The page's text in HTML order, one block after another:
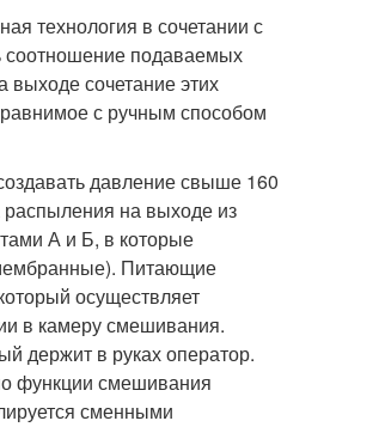
технология в сочетании с
соотношение подаваемых
выходе сочетание этих
с ручным способом
давление свыше 160
на выходе из
А и Б, в которые
Питающие
осуществляет
в камеру смешивания.
держит в руках оператор.
функции смешивания
сменными